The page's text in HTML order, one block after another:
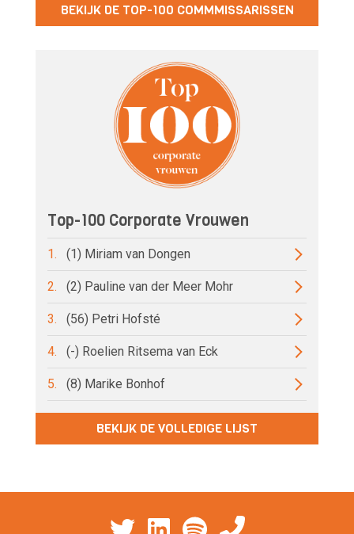
BEKIJK DE TOP-100 COMMMISSARISSEN
Top-100 Corporate Vrouwen
1. (1) Miriam van Dongen
2. (2) Pauline van der Meer Mohr
3. (56) Petri Hofsté
4. (-) Roelien Ritsema van Eck
5. (8) Marike Bonhof
BEKIJK DE VOLLEDIGE LIJST